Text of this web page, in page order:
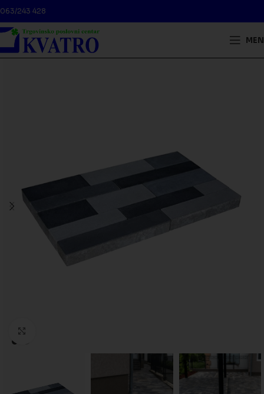
063/243 428